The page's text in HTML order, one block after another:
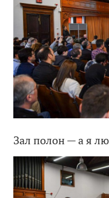
Зал полон — а я